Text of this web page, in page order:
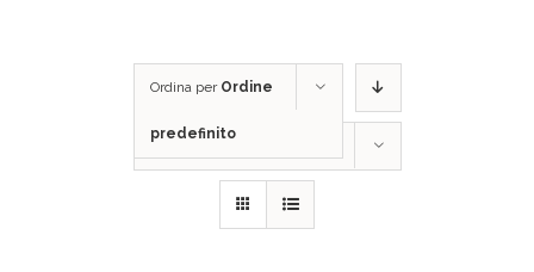
Ordina per Ordine
predefinito
Mostra